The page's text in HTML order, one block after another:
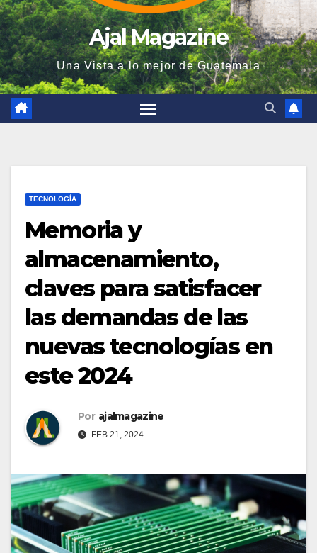
Ajal Magazine
Una Vista a lo mejor de Guatemala
TECNOLOGÍA
Memoria y
almacenamiento,
claves para satisfacer
las demandas de las
nuevas tecnologías en
este 2024
Por ajalmagazine
FEB 21, 2024